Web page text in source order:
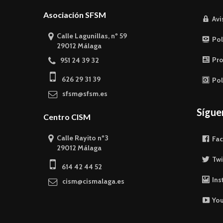
Asociación SFSM
Calle Lagunillas, nº 59
29012 Málaga
951 24 39 32
626 29 31 39
sfsm@sfsm.es
Centro CISM
Calle Rayito nº3
29012 Málaga
614 42 44 52
cism@cismalaga.es